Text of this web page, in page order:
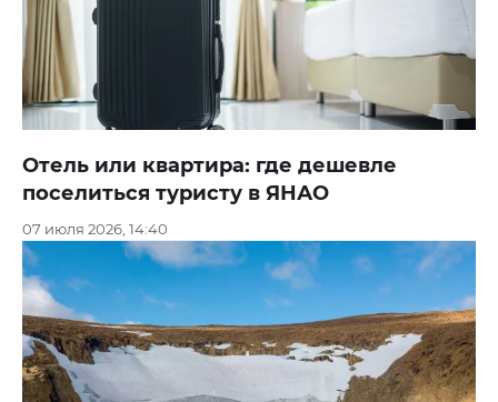
Отель или квартира: где дешевле
поселиться туристу в ЯНАО
07 июля 2026, 14:40